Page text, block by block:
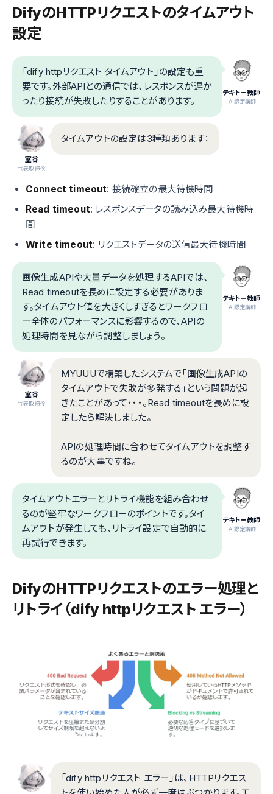
DifyのHTTPリクエストのタイムアウト
設定
テキトー教師
.AI認定講師
「dify httpリクエスト タイムアウト」の設定も重
要です。外部APIとの通信では、レスポンスが遅か
ったり接続が失敗したりすることがあります。
室谷
代表取締役
タイムアウトの設定は3種類あります：
Connect timeout: 接続確立の最大待機時間
Read timeout: レスポンスデータの読み込み最大待機時
間
Write timeout: リクエストデータの送信最大待機時間
テキトー教師
.AI認定講師
画像生成APIや大量データを処理するAPIでは、
Read timeoutを長めに設定する必要がありま
す。タイムアウト値を大きくしすぎるとワークフロ
ー全体のパフォーマンスに影響するので、APIの
処理時間を見ながら調整しましょう。
室谷
代表取締役
MYUUUで構築したシステムで「画像生成APIの
タイムアウトで失敗が多発する」という問題が起
きたことがあって・・・。Read timeoutを長めに設
定したら解決しました。
APIの処理時間に合わせてタイムアウトを調整す
るのが大事ですね。
テキトー教師
.AI認定講師
タイムアウトエラーとリトライ機能を組み合わせ
るのが堅牢なワークフローのポイントです。タイ
ムアウトが発生しても、リトライ設定で自動的に
再試行できます。
DifyのHTTPリクエストのエラー処理と
リトライ（dify httpリクエスト エラー）
「dify httpリクエスト エラー」は、HTTPリクエス